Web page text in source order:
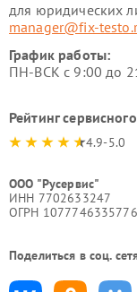
для юридических
manager@fix-
График работы:
ПН-ВСК с 9:00 до
Рейтинг
4.9-5.0
ООО "Русервис"
ИНН 7702633247
ОГРН 1077746335776
Поделиться в соц.